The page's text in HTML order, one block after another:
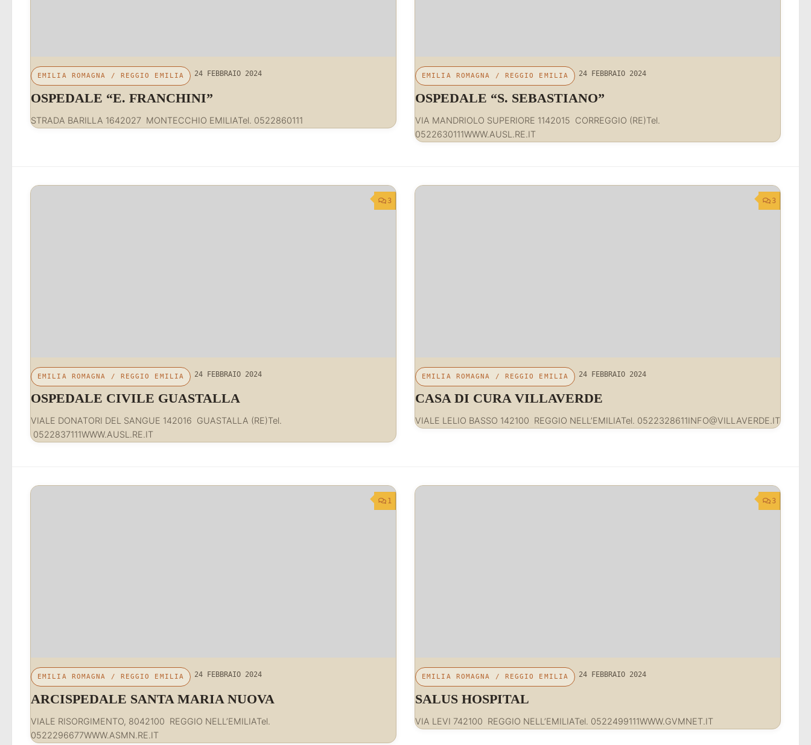
EMILIA ROMAGNA / REGGIO EMILIA 24 FEBBRAIO 2024
OSPEDALE “E. FRANCHINI”
STRADA BARILLA 1642027 MONTECCHIO EMILIATel. 0522860111
EMILIA ROMAGNA / REGGIO EMILIA 24 FEBBRAIO 2024
OSPEDALE “S. SEBASTIANO”
VIA MANDRIOLO SUPERIORE 1142015 CORREGGIO (RE)Tel.
0522630111WWW.AUSL.RE.IT
3
EMILIA ROMAGNA / REGGIO EMILIA 24 FEBBRAIO 2024
OSPEDALE CIVILE GUASTALLA
VIALE DONATORI DEL SANGUE 142016 GUASTALLA (RE)Tel.
0522837111WWW.AUSL.RE.IT
3
EMILIA ROMAGNA / REGGIO EMILIA 24 FEBBRAIO 2024
CASA DI CURA VILLAVERDE
VIALE LELIO BASSO 142100 REGGIO NELL’EMILIATel. 0522328611INFO@VILLAVERDE.IT
1
EMILIA ROMAGNA / REGGIO EMILIA 24 FEBBRAIO 2024
ARCISPEDALE SANTA MARIA NUOVA
VIALE RISORGIMENTO, 8042100 REGGIO NELL’EMILIATel.
0522296677WWW.ASMN.RE.IT
3
EMILIA ROMAGNA / REGGIO EMILIA 24 FEBBRAIO 2024
SALUS HOSPITAL
VIA LEVI 742100 REGGIO NELL’EMILIATel. 0522499111WWW.GVMNET.IT